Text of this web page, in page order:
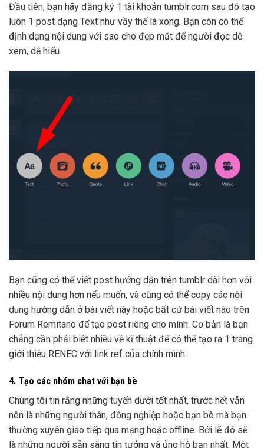
Đầu tiên, bạn hãy đăng ký 1 tài khoản tumblr.com sau đó tạo
luôn 1 post dạng Text như vầy thế là xong. Bạn còn có thể
định dạng nội dung với sao cho đẹp mắt để người đọc dễ
xem, dễ hiểu.
Bạn cũng có thể viết post hướng dẫn trên tumblr dài hơn với
nhiều nội dung hơn nếu muốn, và cũng có thể copy các nội
dung hướng dẫn ở bài viết này hoặc bất cứ bài viết nào trên
Forum Remitano để tạo post riêng cho mình. Cơ bản là bạn
chẳng cần phải biết nhiều về kĩ thuật để có thể tạo ra 1 trang
giới thiệu RENEC với link ref của chính mình.
4. Tạo các nhóm chat với bạn bè
Chúng tôi tin rằng những tuyến dưới tốt nhất, trước hết vẫn
nên là những người thân, đồng nghiệp hoặc bạn bè mà bạn
thường xuyên giao tiếp qua mạng hoặc offline. Bởi lẽ đó sẽ
là những người sẵn sàng tin tưởng và ủng hộ bạn nhất. Một